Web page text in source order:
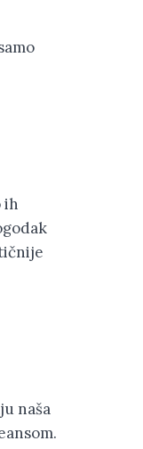
ih
naša